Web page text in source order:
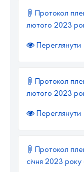
Протокол
лютого 2023
Переглянути
Протокол
лютого 2023
Переглянути
Протокол
січня 2023 року